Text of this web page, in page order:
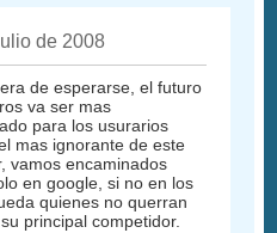
de 2008
de esperarse, el futuro
va ser mas
para los usurarios
mas ignorante de este
vamos encaminados
en google, si no en los
quienes no querran
principal competidor.